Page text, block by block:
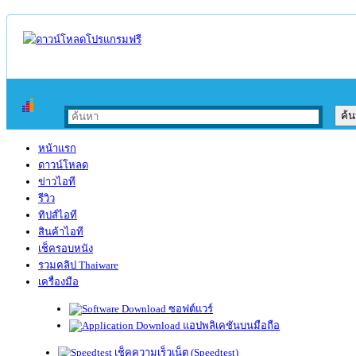
หน้าแรก
ดาวน์โหลด
ข่าวไอที
รีวิว
ทิปส์ไอที
สินค้าไอที
เช็ครอบหนัง
รวมคลิป Thaiware
เครื่องมือ
ซอฟต์แวร์
แอปพลิเคชันบนมือถือ
เช็คความเร็วเน็ต (Speedtest)